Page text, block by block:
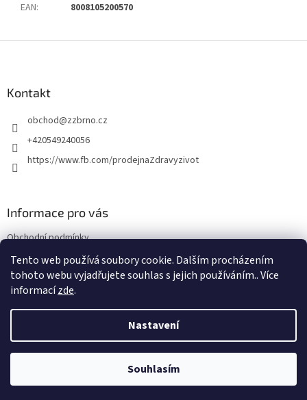
Tento web používá soubory cookie. Dalším procházením
tohoto webu vyjadřujete souhlas s jejich používáním.. Více
informacízde.
Nastavení
Souhlasím
EAN: 8008105200570
Kontakt
obchod@zzbrno.cz
+420549240056
https://www.fb.com/prodejnaZdravyzivot
Informace pro vás
Obchodní podmínky
Podmínky ochrany osobních údajů
Copyright 2026E-shop Zdravý život. Všechna práva vyhrazena.